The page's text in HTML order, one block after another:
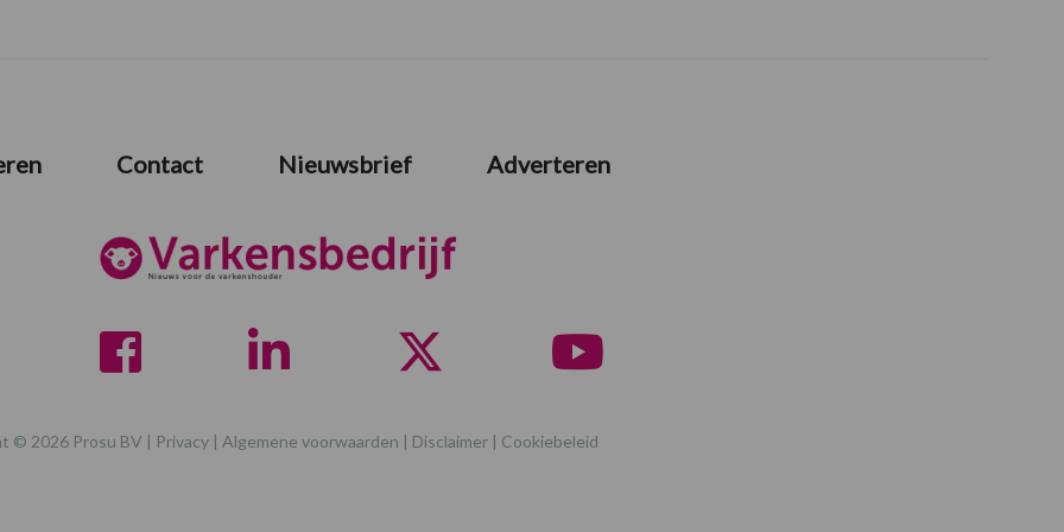
Contact Nieuwsbrief Adverteren
© 2026 Prosu BV | Privacy| Algemene voorwaarden | Disclaimer| Cookiebeleid